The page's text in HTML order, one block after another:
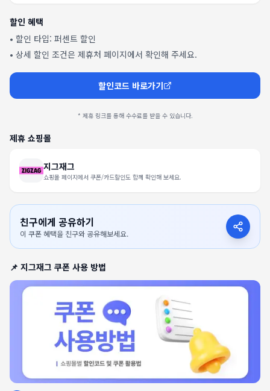
할인 혜택
• 할인 타입: 퍼센트 할인
• 상세 할인 조건은 제휴처 페이지에서 확인해 주세요.
할인코드 바로가기
* 제휴 링크를 통해 수수료를 받을 수 있습니다.
제휴 쇼핑몰
지그재그
쇼핑몰 페이지에서 쿠폰/카드할인도 함께 확인해 보세요.
친구에게 공유하기
이 쿠폰 혜택을 친구와 공유해보세요.
📌 지그재그 쿠폰 사용 방법